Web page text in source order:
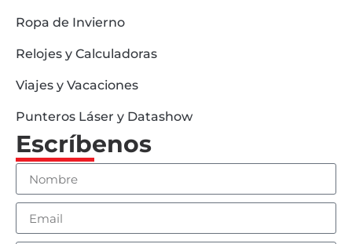
Ropa de Invierno
Relojes y Calculadoras
Viajes y Vacaciones
Punteros Láser y Datashow
Escríbenos